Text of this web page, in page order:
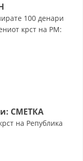
ТЕЛА
100 денари
крст на РМ:
: СМЕТКА
на Република